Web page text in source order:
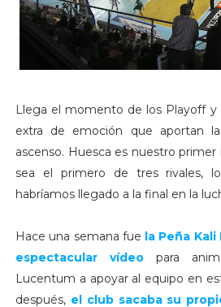
Llega el momento de los Playoff
extra de emoción que aportan
ascenso. Huesca es nuestro
sea el primero de tres rivales,
habríamos llegado a la final en la
Hace una semana fue la Peña
espectacular vídeopara
Lucentum a apoyar al equipo en
después, el club sacaba su